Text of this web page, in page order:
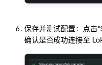
保存并测试配置：点击
确认是否成功连接至